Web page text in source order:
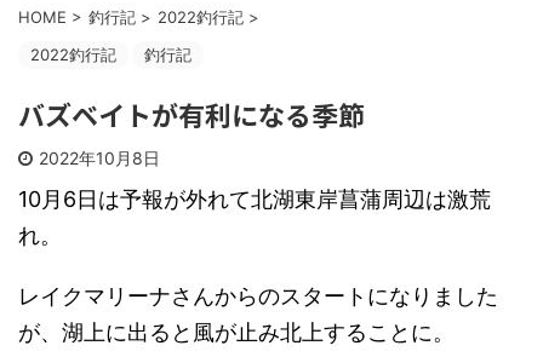
HOME > 釣行記 > 2022釣行記 >
2022釣行記
釣行記
バズベイトが有利になる季節
2022年10月8日
10月6日は予報が外れて北湖東岸菖蒲周辺は激荒
れ。
レイクマリーナさんからのスタートになりました
が、湖上に出ると風が止み北上することに。